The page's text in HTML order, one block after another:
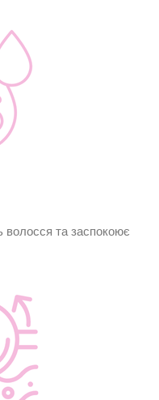
волосся та заспокоює